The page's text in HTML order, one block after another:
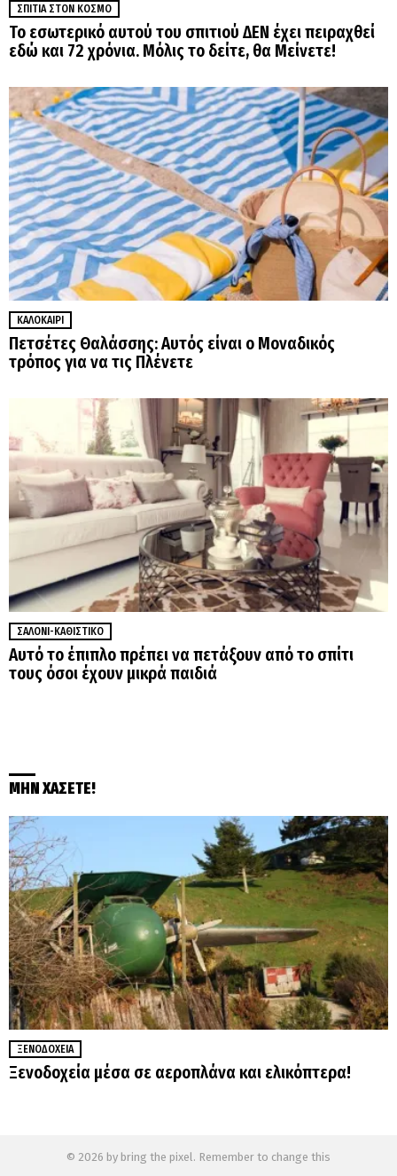
ΣΠΊΤΙΑ ΣΤΟΝ ΚΌΣΜΟ
Το εσωτερικό αυτού του σπιτιού ΔΕΝ έχει πειραχθεί
εδώ και 72 χρόνια. Μόλις το δείτε, θα Μείνετε!
ΚΑΛΟΚΑΊΡΙ
Πετσέτες Θαλάσσης: Αυτός είναι ο Μοναδικός
τρόπος για να τις Πλένετε
ΣΑΛΌΝΙ-ΚΑΘΙΣΤΙΚΌ
Αυτό το έπιπλο πρέπει να πετάξουν από το σπίτι
τους όσοι έχουν μικρά παιδιά
ΜΗΝ ΧΑΣΕΤΕ!
ΞΕΝΟΔΟΧΕΊΑ
Ξενοδοχεία μέσα σε αεροπλάνα και ελικόπτερα!
© 2026 by bring the pixel. Remember to change this